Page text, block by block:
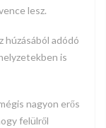
lesz.
húzásából adódó
is
nagyon erős
felülről